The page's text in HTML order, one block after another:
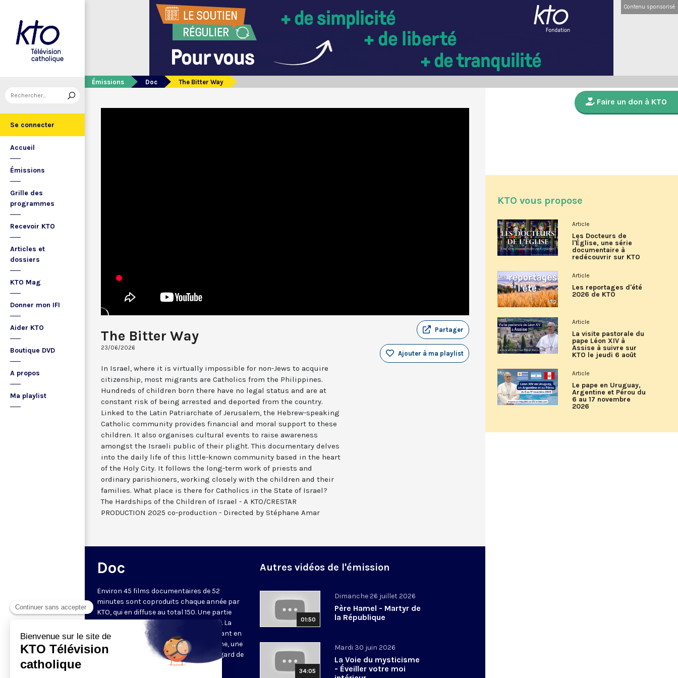
Se connecter
Accueil
Émissions
Grille des
programmes
Recevoir KTO
Articles et
dossiers
KTO Mag
Donner mon IFI
Aider KTO
Boutique DVD
A propos
Ma playlist
Contenu sponsorisé
Émissions Doc The Bitter Way
The Bitter Way
23/06/2026
Partager
Ajouter à ma playlist
In Israel, where it is virtually impossible for non-Jews to acquire
citizenship, most migrants are Catholics from the Philippines.
Hundreds of children born there have no legal status and are at
constant risk of being arrested and deported from the country.
Linked to the Latin Patriarchate of Jerusalem, the Hebrew-speaking
Catholic community provides financial and moral support to these
children. It also organises cultural events to raise awareness
amongst the Israeli public of their plight. This documentary delves
into the daily life of this little-known community based in the heart
of the Holy City. It follows the long-term work of priests and
ordinary parishioners, working closely with the children and their
families. What place is there for Catholics in the State of Israel?
The Hardships of the Children of Israel - A KTO/CRESTAR
PRODUCTION 2025 co-production - Directed by Stéphane Amar
Doc
Environ 45 films documentaires de 52
minutes sont coproduits chaque année par
KTO, qui en diffuse au total 150. Une partie
d'entre eux est disponible sur Internet. La
chaîne privilégie des documents mettant en
valeur une vision chrétienne de l'homme, une
lecture des questions de société au regard de
la doctrine sociale de l'Église, une
Autres vidéos de l'émission
01:50
Dimanche 26 juillet 2026
Père Hamel - Martyr de
la République
34:05
Mardi 30 juin 2026
La Voie du mysticisme
- Éveiller votre moi
Faire un don à KTO
KTO vous propose
Article
Les Docteurs de
l'Église, une série
documentaire à
redécouvrir sur KTO
Article
Les reportages d'été
2026 de KTO
Article
La visite pastorale du
pape Léon XIV à
Assise à suivre sur
KTO le jeudi 6 août
Article
Le pape en Uruguay,
Argentine et Pérou du
6 au 17 novembre
2026